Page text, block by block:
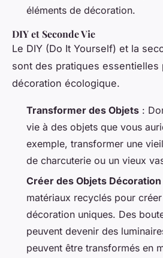
éléments de décoration.
DIY et Seconde Vie
Le DIY (Do It Yourself) et la
sont des pratiques essentielles
décoration écologique.
Transformer des Objets :
vie à des objets que vous
exemple, transformer une
de charcuterie ou un vieux
Créer des Objets Décoration
matériaux recyclés pour
décoration uniques. Des
peuvent devenir des
peuvent être transformés en